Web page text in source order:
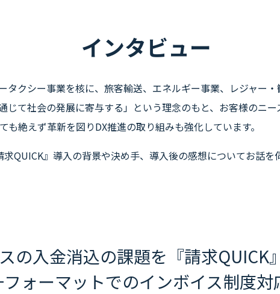
インタビュー
タクシー事業を核に、旅客輸送、エネルギー事業、レジャー
じて社会の発展に寄与する」という理念のもと、お客様のニ
絶えず革新を図りDX推進の取り組みも強化しています。
QUICK』導入の背景や決め手、導入後の感想についてお話を
の入金消込の課題を『請求QUICK
ォーマットでのインボイス制度